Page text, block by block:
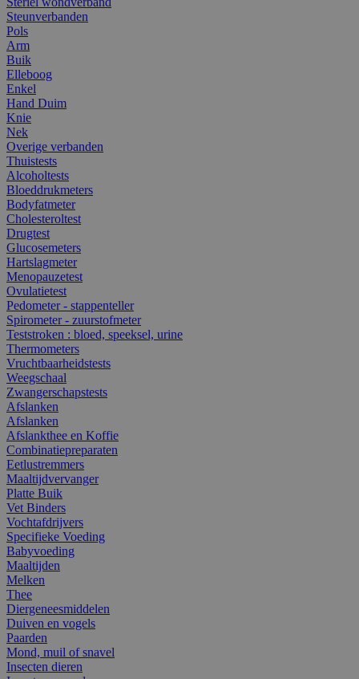
Steunverbanden
Pols
Arm
Buik
Elleboog
Enkel
Hand Duim
Knie
Nek
Overige verbanden
Thuistests
Alcoholtests
Bloeddrukmeters
Bodyfatmeter
Cholesteroltest
Drugtest
Glucosemeters
Hartslagmeter
Menopauzetest
Ovulatietest
Pedometer - stappenteller
Spirometer - zuurstofmeter
Teststroken : bloed, speeksel, urine
Thermometers
Vruchtbaarheidstests
Weegschaal
Zwangerschapstests
Afslanken
Afslanken
Afslankthee en Koffie
Combinatiepreparaten
Eetlustremmers
Maaltijdvervanger
Platte Buik
Vet Binders
Vochtafdrijvers
Specifieke Voeding
Babyvoeding
Maaltijden
Melken
Thee
Diergeneesmiddelen
Duiven en vogels
Paarden
Mond, muil of snavel
Insecten dieren